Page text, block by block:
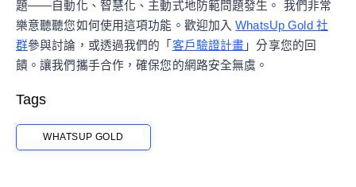
題——自動化、智慧化、主動式地防範問題發生。 我們非常
樂意聽聽您如何使用這項功能。歡迎加入WhatsUp Gold 社
群參與討論，或透過我們的「 客戶驗證計畫 」分享您的回
饋。讓我們攜手合作，確保您的網路安全無虞。
Tags
WHATSUP GOLD